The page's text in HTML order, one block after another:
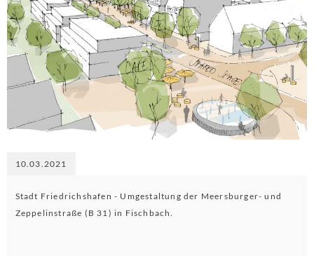
10.03.2021
Stadt Friedrichshafen - Umgestaltung der Meersburger- und
Zeppelinstraße (B 31) in Fischbach.